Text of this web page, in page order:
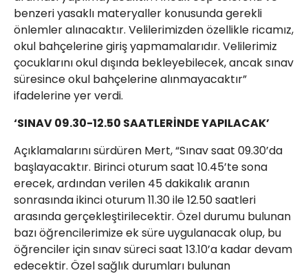
benzeri yasaklı materyaller konusunda gerekli
önlemler alınacaktır. Velilerimizden özellikle ricamız,
okul bahçelerine giriş yapmamalarıdır. Velilerimiz
çocuklarını okul dışında bekleyebilecek, ancak sınav
süresince okul bahçelerine alınmayacaktır”
ifadelerine yer verdi.
‘SINAV 09.30-12.50 SAATLERİNDE YAPILACAK’
Açıklamalarını sürdüren Mert, “Sınav saat 09.30’da
başlayacaktır. Birinci oturum saat 10.45’te sona
erecek, ardından verilen 45 dakikalık aranın
sonrasında ikinci oturum 11.30 ile 12.50 saatleri
arasında gerçekleştirilecektir. Özel durumu bulunan
bazı öğrencilerimize ek süre uygulanacak olup, bu
öğrenciler için sınav süreci saat 13.10’a kadar devam
edecektir. Özel sağlık durumları bulunan